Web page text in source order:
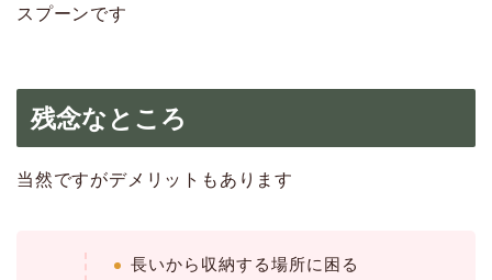
スプーンです
残念なところ
当然ですがデメリットもあります
長いから収納する場所に困る